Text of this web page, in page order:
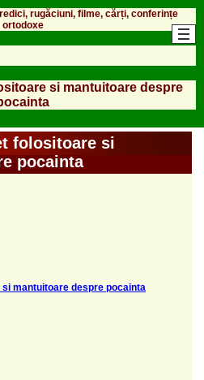
rugăciuni, filme, cărți, conferințe
ortodoxe
si mantuitoare despre
folositoare si
pocainta
mantuitoare despre pocainta